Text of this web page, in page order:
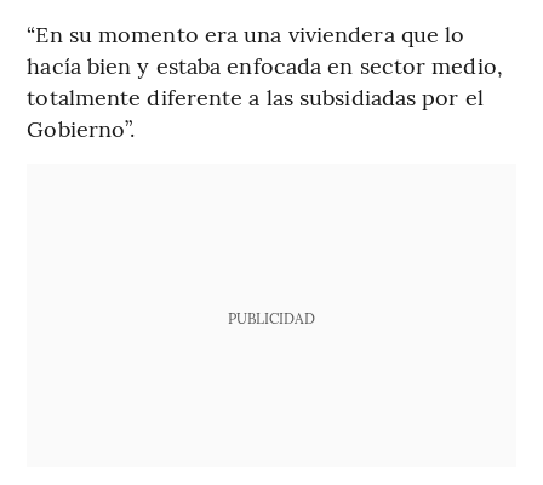
“En su momento era una viviendera que lo
hacía bien y estaba enfocada en sector medio,
totalmente diferente a las subsidiadas por el
Gobierno”.
PUBLICIDAD